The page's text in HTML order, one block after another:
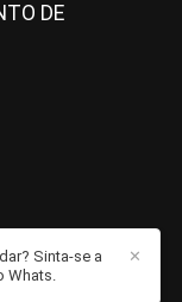
DE
✕
Sinta-se a
Whats.